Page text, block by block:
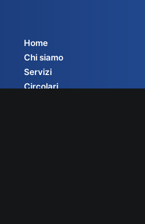
Home
Chi siamo
Servizi
Circolari